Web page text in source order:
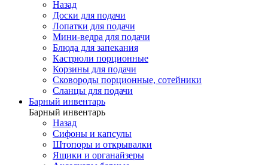
Назад
Доски для подачи
Лопатки для подачи
Мини-ведра для подачи
Блюда для запекания
Кастрюли порционные
Корзины для подачи
Сковороды порционные, сотейники
Сланцы для подачи
Барный инвентарь
Барный инвентарь
Назад
Сифоны и капсулы
Штопоры и открывалки
Ящики и органайзеры